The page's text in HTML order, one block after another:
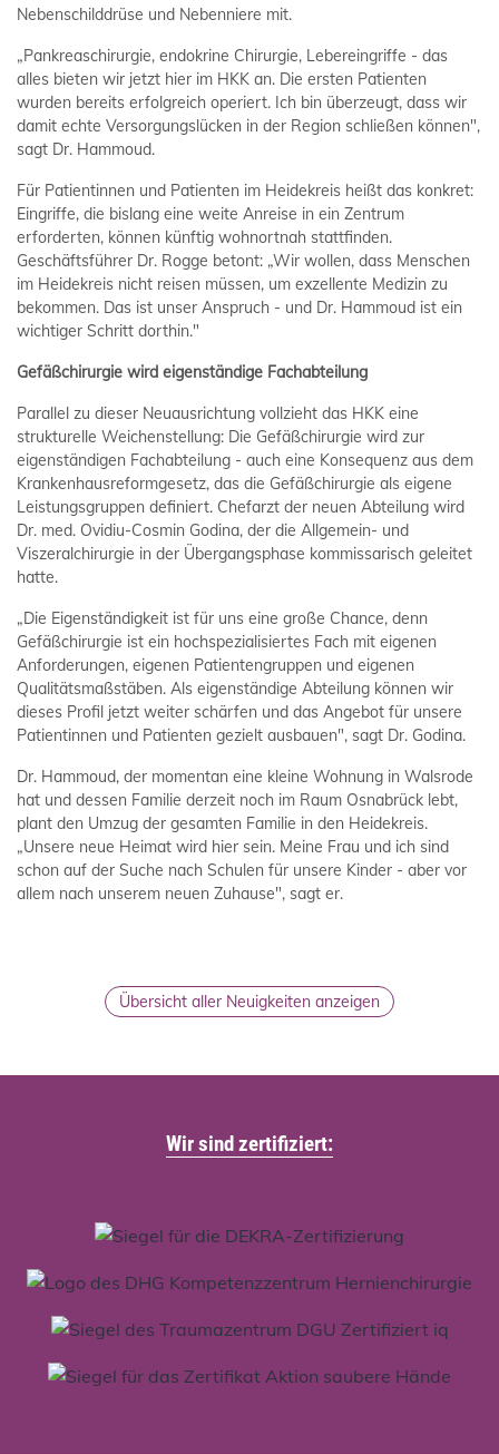
Nebenschilddrüse und Nebenniere mit.
„Pankreaschirurgie, endokrine Chirurgie, Lebereingriffe - das
alles bieten wir jetzt hier im HKK an. Die ersten Patienten
wurden bereits erfolgreich operiert. Ich bin überzeugt, dass wir
damit echte Versorgungslücken in der Region schließen können",
sagt Dr. Hammoud.
Für Patientinnen und Patienten im Heidekreis heißt das konkret:
Eingriffe, die bislang eine weite Anreise in ein Zentrum
erforderten, können künftig wohnortnah stattfinden.
Geschäftsführer Dr. Rogge betont: „Wir wollen, dass Menschen
im Heidekreis nicht reisen müssen, um exzellente Medizin zu
bekommen. Das ist unser Anspruch - und Dr. Hammoud ist ein
wichtiger Schritt dorthin."
Gefäßchirurgie wird eigenständige Fachabteilung
Parallel zu dieser Neuausrichtung vollzieht das HKK eine
strukturelle Weichenstellung: Die Gefäßchirurgie wird zur
eigenständigen Fachabteilung - auch eine Konsequenz aus dem
Krankenhausreformgesetz, das die Gefäßchirurgie als eigene
Leistungsgruppen definiert. Chefarzt der neuen Abteilung wird
Dr. med. Ovidiu-Cosmin Godina, der die Allgemein- und
Viszeralchirurgie in der Übergangsphase kommissarisch geleitet
hatte.
„Die Eigenständigkeit ist für uns eine große Chance, denn
Gefäßchirurgie ist ein hochspezialisiertes Fach mit eigenen
Anforderungen, eigenen Patientengruppen und eigenen
Qualitätsmaßstäben. Als eigenständige Abteilung können wir
dieses Profil jetzt weiter schärfen und das Angebot für unsere
Patientinnen und Patienten gezielt ausbauen", sagt Dr. Godina.
Dr. Hammoud, der momentan eine kleine Wohnung in Walsrode
hat und dessen Familie derzeit noch im Raum Osnabrück lebt,
plant den Umzug der gesamten Familie in den Heidekreis.
„Unsere neue Heimat wird hier sein. Meine Frau und ich sind
schon auf der Suche nach Schulen für unsere Kinder - aber vor
allem nach unserem neuen Zuhause", sagt er.
Übersicht aller Neuigkeiten anzeigen
Wir sind zertifiziert: